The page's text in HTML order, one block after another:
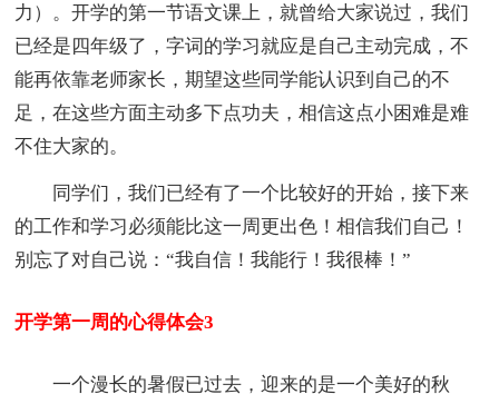
力）。开学的第一节语文课上，就曾给大家说过，我们
已经是四年级了，字词的学习就应是自己主动完成，不
能再依靠老师家长，期望这些同学能认识到自己的不
足，在这些方面主动多下点功夫，相信这点小困难是难
不住大家的。
同学们，我们已经有了一个比较好的开始，接下来
的工作和学习必须能比这一周更出色！相信我们自己！
别忘了对自己说：“我自信！我能行！我很棒！”
开学第一周的心得体会3
一个漫长的暑假已过去，迎来的是一个美好的秋